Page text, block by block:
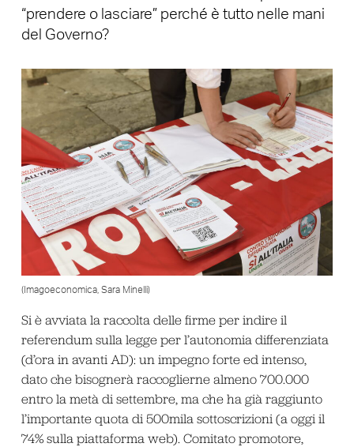
“prendere o lasciare” perché è tutto nelle mani
del Governo?
(Imagoeconomica, Sara Minelli)
Si è avviata la raccolta delle firme per indire il
referendum sulla legge per l’autonomia differenziata
(d’ora in avanti AD): un impegno forte ed intenso,
dato che bisognerà raccoglierne almeno 700.000
entro la metà di settembre, ma che ha già raggiunto
l’importante quota di 500mila sottoscrizioni (a oggi il
74% sulla piattaforma web). Comitato promotore,